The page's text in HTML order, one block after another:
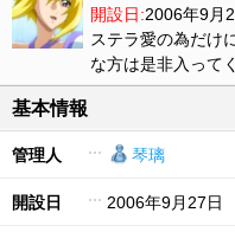
開設日:2006年9月
ステラ愛の為だけ
な方は是非入って
基本情報
管理人 琴璃
開設日 2006年9月27日